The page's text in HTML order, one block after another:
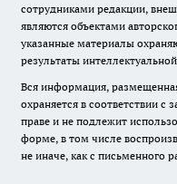
сотрудниками редакции,
являются объектами
указанные материалы
результаты
Вся информация,
охраняется в соответствии с
праве и не подлежит
форме, в том числе
не иначе, как с письменного